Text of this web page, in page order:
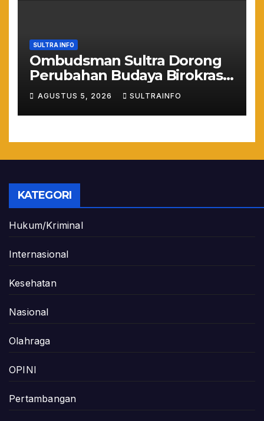
SULTRA INFO
Ombudsman Sultra Dorong
Perubahan Budaya Birokrasi
Lewat Penilaian
Maladministrasi 2026
AGUSTUS 5, 2026 SULTRAINFO
KATEGORI
Hukum/Kriminal
Internasional
Kesehatan
Nasional
Olahraga
OPINI
Pertambangan